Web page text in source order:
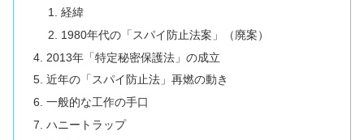
経緯
1980年代の「スパイ防止法案」（廃案）
2013年「特定秘密保護法」の成立
近年の「スパイ防止法」再燃の動き
一般的な工作の手口
ハニートラップ